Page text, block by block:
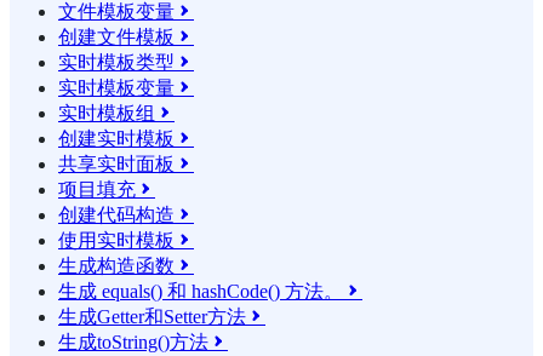
文件模板变量 
创建文件模板 
实时模板类型 
实时模板变量 
实时模板组 
创建实时模板 
共享实时面板 
项目填充 
创建代码构造 
使用实时模板 
生成构造函数 
生成 equals() 和 hashCode() 方法。 
生成Getter和Setter方法 
生成toString()方法 